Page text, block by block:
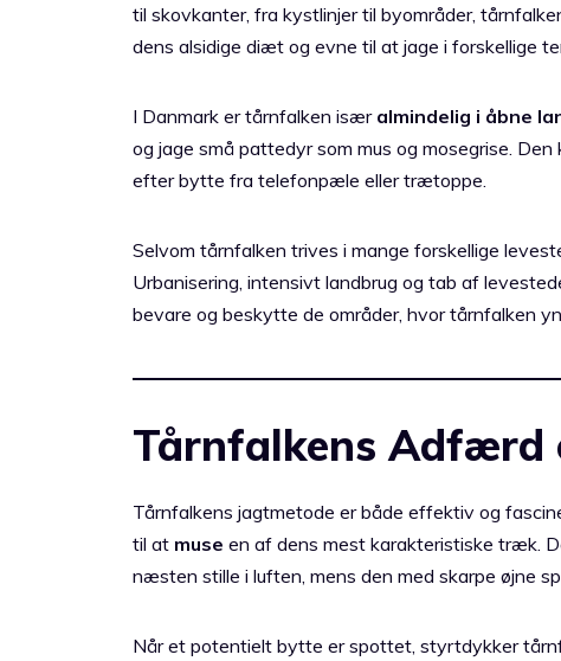
til skovkanter, fra kystlinjer til byområder,
dens alsidige diæt og evne til at jage i forskellige
I Danmark er tårnfalken især almindelig i åbne
og jage små pattedyr som mus og mosegrise.
efter bytte fra telefonpæle eller trætoppe.
Selvom tårnfalken trives i mange forskellige
Urbanisering, intensivt landbrug og tab af
bevare og beskytte de områder, hvor tårnfalken
Tårnfalkens Adfærd
Tårnfalkens jagtmetode er både effektiv og
til at muse en af dens mest karakteristiske træk.
næsten stille i luften, mens den med skarpe øjne
Når et potentielt bytte er spottet, styrtdykker